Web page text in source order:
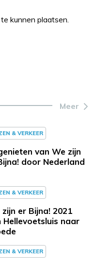
kunnen plaatsen.
Meer
& VERKEER
van We zijn
door Nederland
& VERKEER
zijn er Bijna! 2021
Hellevoetsluis naar
& VERKEER